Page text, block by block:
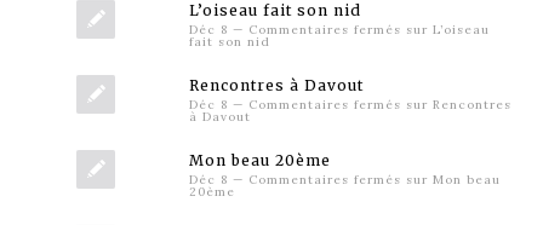
L’oiseau fait son nid
Déc 8 — Commentaires fermés sur L’oiseau
fait son nid
Rencontres à Davout
Déc 8 — Commentaires fermés sur Rencontres
à Davout
Mon beau 20ème
Déc 8 — Commentaires fermés sur Mon beau
20ème